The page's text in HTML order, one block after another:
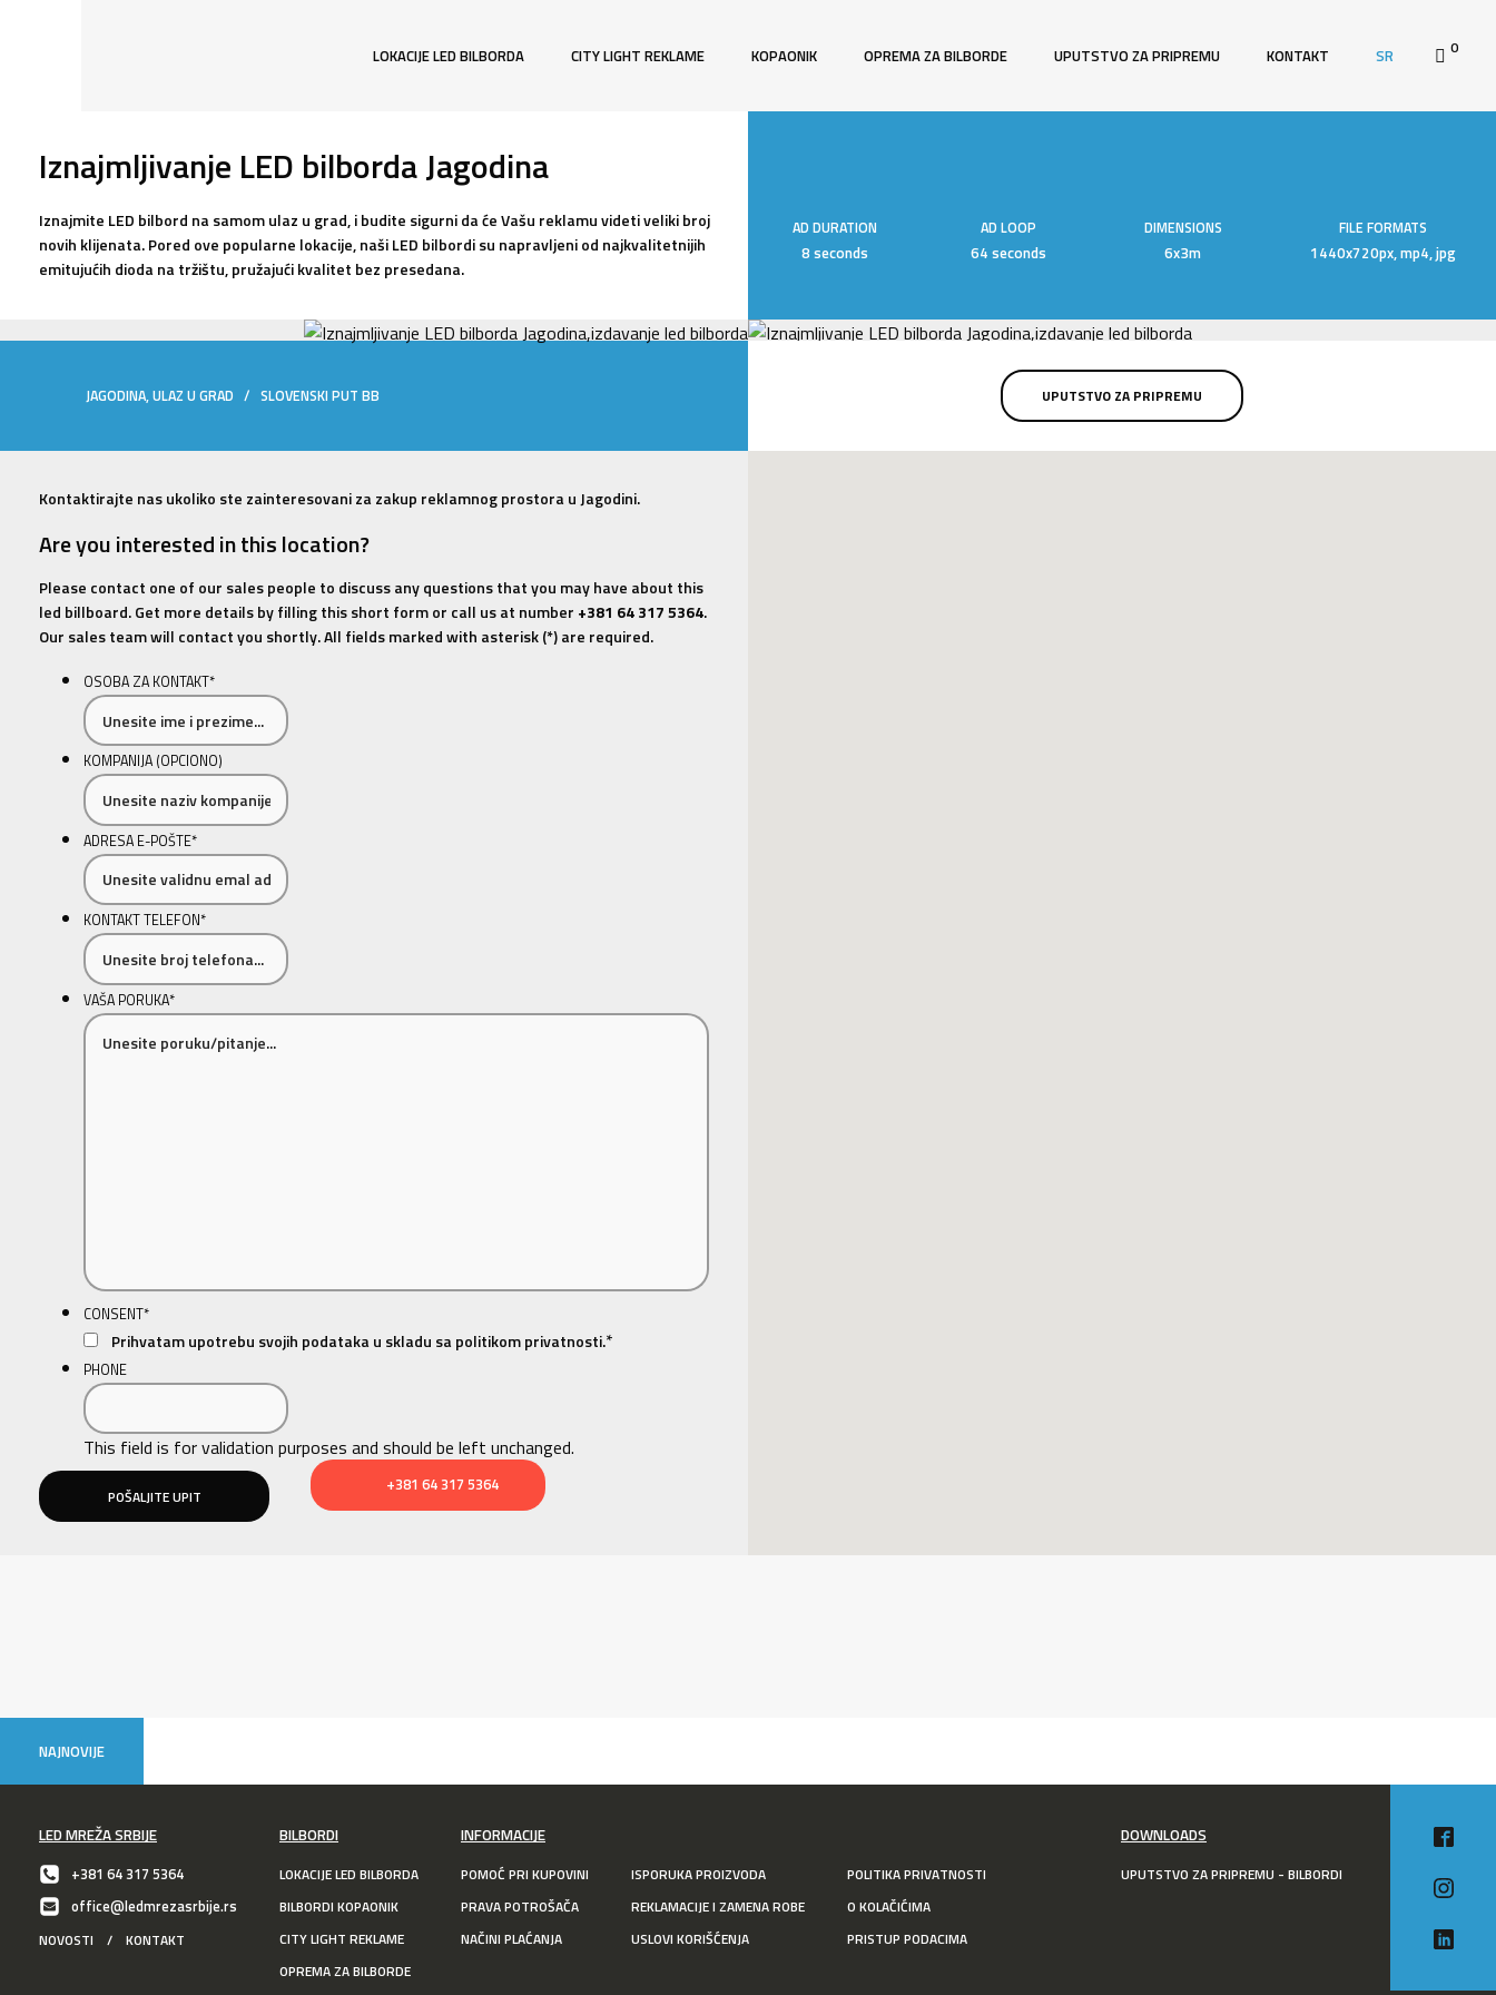
LOKACIJE LED BILBORDA CITY LIGHT REKLAME KOPAONIK OPREMA ZA BILBORDE UPUTSTVO ZA PRIPREMU KONTAKT SR 0
Iznajmljivanje LED bilborda Jagodina
Iznajmite LED bilbord na samom ulaz u grad, i budite sigurni da će Vašu reklamu videti veliki broj
novih klijenata. Pored ove popularne lokacije, naši LED bilbordi su napravljeni od najkvalitetnijih
emitujućih dioda na tržištu, pružajući kvalitet bez presedana.
AD DURATION
8 seconds
AD LOOP
64 seconds
DIMENSIONS
6x3m
FILE FORMATS
1440x720px, mp4, jpg
JAGODINA, ULAZ U GRAD / SLOVENSKI PUT BB UPUTSTVO ZA PRIPREMU
Kontaktirajte nas ukoliko ste zainteresovani za zakup reklamnog prostora u Jagodini.
Are you interested in this location?
Please contact one of our sales people to discuss any questions that you may have about this
led billboard. Get more details by filling this short form or call us at number +381 64 317 5364.
Our sales team will contact you shortly. All fields marked with asterisk (*) are required.
OSOBA ZA KONTAKT*
KOMPANIJA (OPCIONO)
ADRESA E-POŠTE*
KONTAKT TELEFON*
VAŠA PORUKA*
CONSENT*
Prihvatam upotrebu svojih podataka u skladu sa politikom privatnosti.*
PHONE
This field is for validation purposes and should be left unchanged.
+381 64 317 5364
NAJNOVIJE
LED MREŽA SRBIJE
+381 64 317 5364
office@ledmrezasrbije.rs
NOVOSTI / KONTAKT
BILBORDI
LOKACIJE LED BILBORDA
BILBORDI KOPAONIK
CITY LIGHT REKLAME
OPREMA ZA BILBORDE
INFORMACIJE
POMOĆ PRI KUPOVINI
PRAVA POTROŠAČA
NAČINI PLAĆANJA
ISPORUKA PROIZVODA
REKLAMACIJE I ZAMENA ROBE
USLOVI KORIŠĆENJA
POLITIKA PRIVATNOSTI
O KOLAČIĆIMA
PRISTUP PODACIMA
DOWNLOADS
UPUTSTVO ZA PRIPREMU - BILBORDI